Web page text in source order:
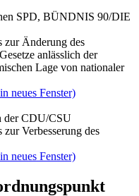
SPD, BÜNDNIS 90/DIE
zur Änderung des
anlässlich der
Lage von nationaler
neues Fenster)
der CDU/CSU
Verbesserung des
neues Fenster)